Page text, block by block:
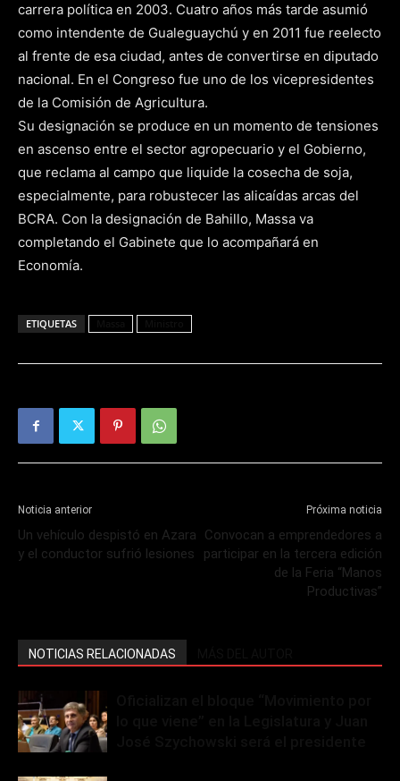
carrera política en 2003. Cuatro años más tarde asumió
como intendente de Gualeguaychú y en 2011 fue reelecto
al frente de esa ciudad, antes de convertirse en diputado
nacional. En el Congreso fue uno de los vicepresidentes
de la Comisión de Agricultura.
Su designación se produce en un momento de tensiones
en ascenso entre el sector agropecuario y el Gobierno,
que reclama al campo que liquide la cosecha de soja,
especialmente, para robustecer las alicaídas arcas del
BCRA. Con la designación de Bahillo, Massa va
completando el Gabinete que lo acompañará en
Economía.
ETIQUETAS
Noticia anterior
Un vehículo despistó en Azara
y el conductor sufrió lesiones
Próxima noticia
Convocan a emprendedores a
participar en la tercera edición
de la Feria “Manos
Productivas”
NOTICIAS RELACIONADAS